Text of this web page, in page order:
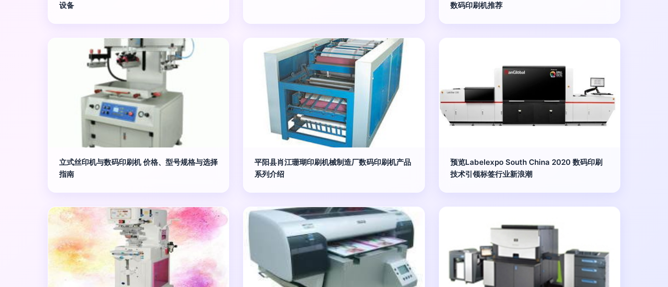
设备
数码印刷机推荐
立式丝印机与数码印刷机 价格、型号规格与选择
指南
平阳县肖江珊瑚印刷机械制造厂数码印刷机产品
系列介绍
预览Labelexpo South China 2020 数码印刷
技术引领标签行业新浪潮